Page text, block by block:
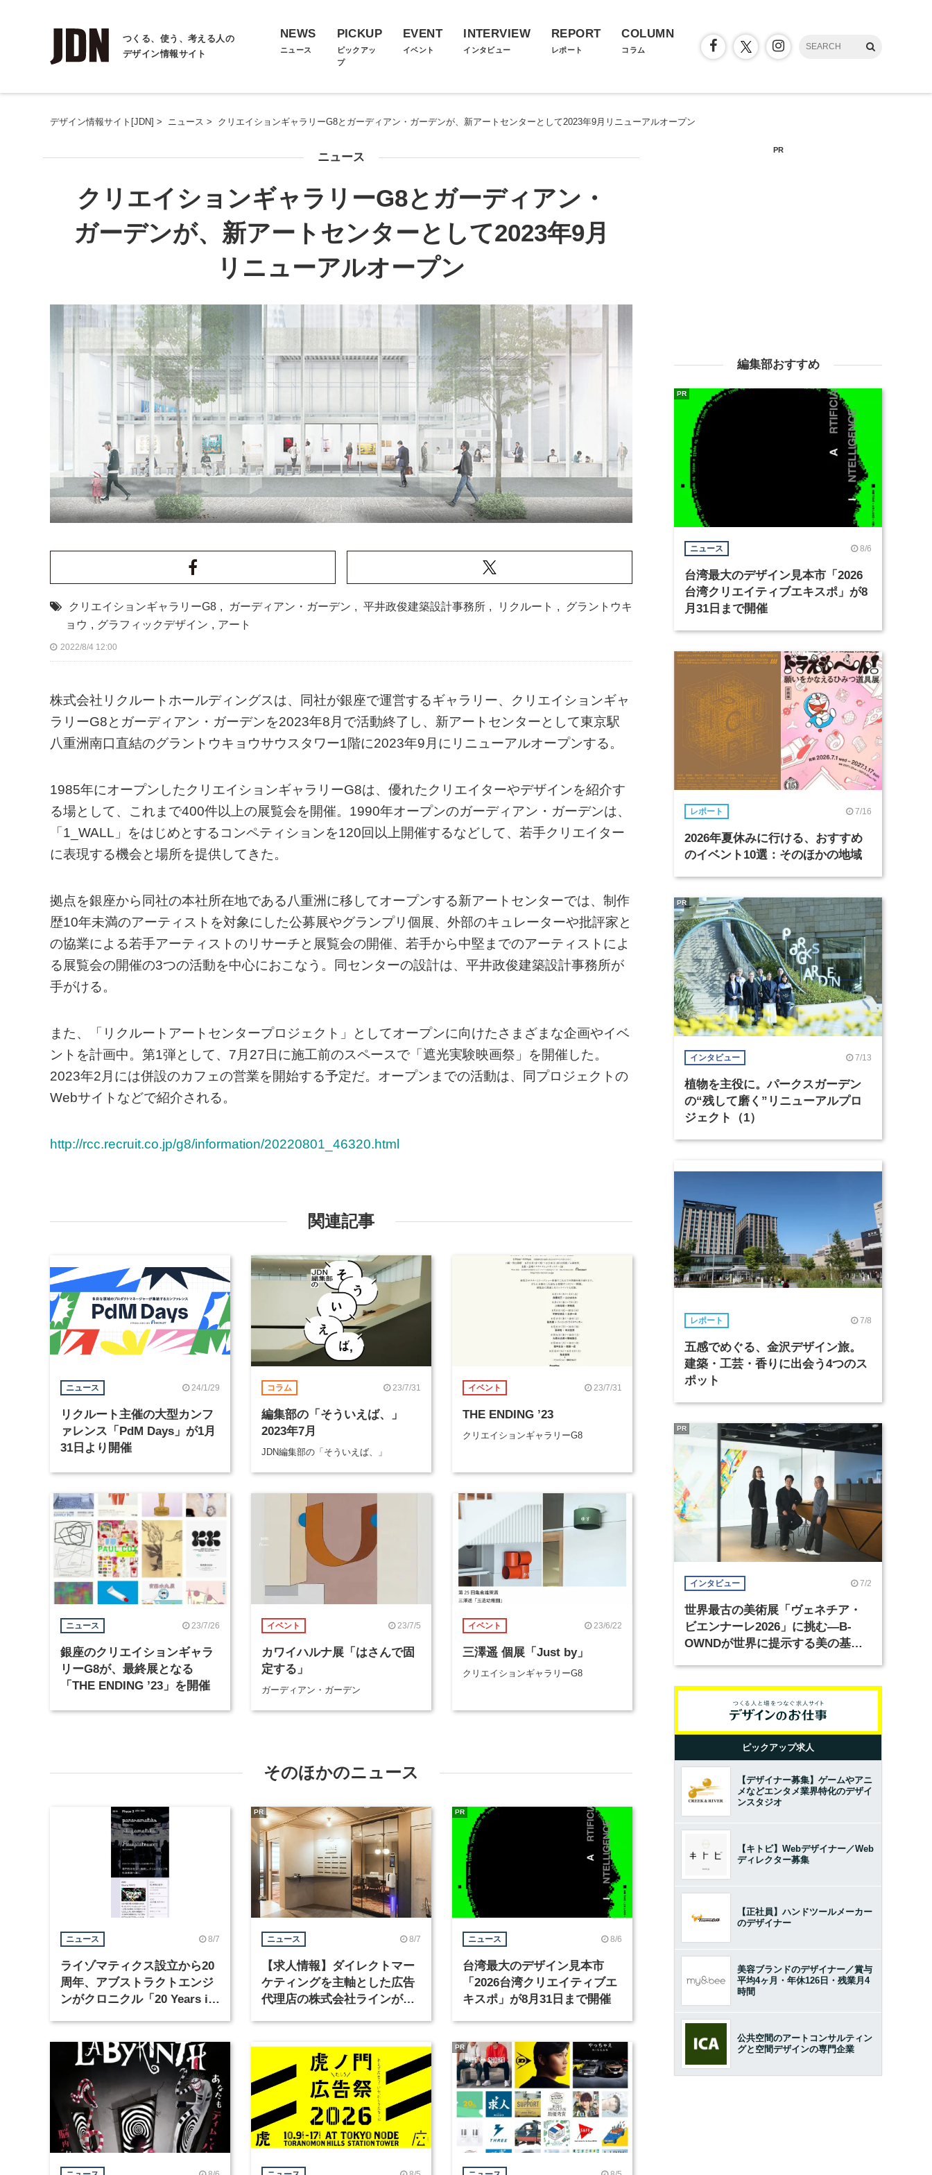
つくる、使う、考える人の
デザイン情報サイト
NEWS
ニュース
PICKUP
ピックアッ
プ
EVENT
イベント
INTERVIEW
インタビュー
REPORT
レポート
COLUMN
コラム
デザイン情報サイト[JDN] > ニュース > クリエイションギャラリーG8とガーディアン・ガーデンが、新アートセンターとして2023年9月リニューアルオープン
ニュース
クリエイションギャラリーG8とガーディアン・
ガーデンが、新アートセンターとして2023年9月
リニューアルオープン
クリエイションギャラリーG8 , ガーディアン・ガーデン , 平井政俊建築設計事務所 , リクルート ,
グラントウキ
ョウ , グラフィックデザイン , アート
2022/8/4 12:00
株式会社リクルートホールディングスは、同社が銀座で運営するギャラリー、クリエイションギャ
ラリーG8とガーディアン・ガーデンを2023年8月で活動終了し、新アートセンターとして東京駅
八重洲南口直結のグラントウキョウサウスタワー1階に2023年9月にリニューアルオープンする。
1985年にオープンしたクリエイションギャラリーG8は、優れたクリエイターやデザインを紹介す
る場として、これまで400件以上の展覧会を開催。1990年オープンのガーディアン・ガーデンは、
「1_WALL」をはじめとするコンペティションを120回以上開催するなどして、若手クリエイター
に表現する機会と場所を提供してきた。
拠点を銀座から同社の本社所在地である八重洲に移してオープンする新アートセンターでは、制作
歴10年未満のアーティストを対象にした公募展やグランプリ個展、外部のキュレーターや批評家と
の協業による若手アーティストのリサーチと展覧会の開催、若手から中堅までのアーティストによ
る展覧会の開催の3つの活動を中心におこなう。同センターの設計は、平井政俊建築設計事務所が
手がける。
また、「リクルートアートセンタープロジェクト」としてオープンに向けたさまざまな企画やイベ
ントを計画中。第1弾として、7月27日に施工前のスペースで「遮光実験映画祭」を開催した。
2023年2月には併設のカフェの営業を開始する予定だ。オープンまでの活動は、同プロジェクトの
Webサイトなどで紹介される。
http://rcc.recruit.co.jp/g8/information/20220801_46320.html
関連記事
ニュース 24/1/29
リクルート主催の大型カンフ
ァレンス「PdM Days」が1月
31日より開催
コラム 23/7/31
編集部の「そういえば、」
2023年7月
JDN編集部の「そういえば、」
イベント 23/7/31
THE ENDING ’23
クリエイションギャラリーG8
ニュース 23/7/26
銀座のクリエイションギャラ
リーG8が、最終展となる
「THE ENDING ’23」を開催
イベント 23/7/5
カワイハルナ展「はさんで固
定する」
ガーディアン・ガーデン
イベント 23/6/22
三澤遥 個展「Just by」
クリエイションギャラリーG8
そのほかのニュース
ニュース 8/7
ライゾマティクス設立から20
周年、アブストラクトエンジ
ンがクロニクル「20 Years in
ニュース 8/7
【求人情報】ダイレクトマー
ケティングを主軸とした広告
代理店の株式会社ラインが、
PR
ニュース 8/6
台湾最大のデザイン見本市
「2026台湾クリエイティブエ
キスポ」が8月31日まで開催
PR
PR
PR
編集部おすすめ
ニュース 8/6
台湾最大のデザイン見本市「2026
台湾クリエイティブエキスポ」が8
月31日まで開催
PR
レポート 7/16
2026年夏休みに行ける、おすすめ
のイベント10選：そのほかの地域
インタビュー 7/13
植物を主役に。パークスガーデン
の“残して磨く”リニューアルプロ
ジェクト（1）
PR
レポート 7/8
五感でめぐる、金沢デザイン旅。
建築・工芸・香りに出会う4つのス
ポット
インタビュー 7/2
世界最古の美術展「ヴェネチア・
ビエンナーレ2026」に挑む―B-
OWNDが世界に提示する美の基準
PR
ピックアップ求人
【デザイナー募集】ゲームやアニ
メなどエンタメ業界特化のデザイ
ンスタジオ
【キトビ】Webデザイナー／Web
ディレクター募集
【正社員】ハンドツールメーカー
のデザイナー
美容ブランドのデザイナー／賞与
平均4ヶ月・年休126日・残業月4
時間
公共空間のアートコンサルティン
グと空間デザインの専門企業